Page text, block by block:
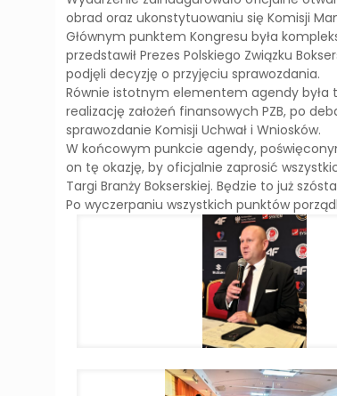
obrad oraz ukonstytuowaniu się Komisji
Głównym punktem Kongresu była
przedstawił Prezes Polskiego Związku
podjęli decyzję o przyjęciu sprawozdania.
Równie istotnym elementem agendy była
realizację założeń finansowych PZB, po
sprawozdanie Komisji Uchwał i Wniosków.
W końcowym punkcie agendy,
on tę okazję, by oficjalnie zaprosić
Targi Branży Bokserskiej. Będzie to już
Po wyczerpaniu wszystkich punktów